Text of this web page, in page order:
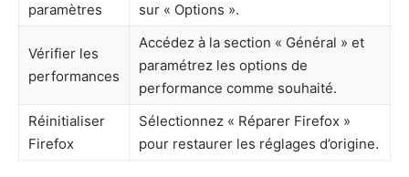
paramètres
sur « Options ».
Vérifier les
performances
Accédez à la section « Général » et
paramétrez les options de
performance comme souhaité.
Réinitialiser
Firefox
Sélectionnez « Réparer Firefox »
pour restaurer les réglages d’origine.